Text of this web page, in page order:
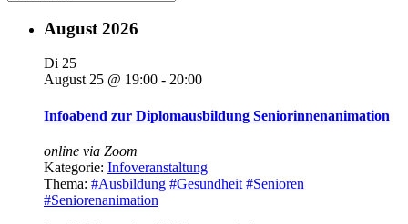
August 2026
Di 25
August 25 @ 19:00 - 20:00
Infoabend zur Diplomausbildung Seniorinnenanimation
online via Zoom
Kategorie: Infoveranstaltung
Thema: #Ausbildung #Gesundheit #Senioren
#Seniorenanimation